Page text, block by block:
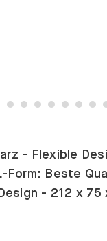
2 3 4 5 6 7 8
- Flexible
Form: Beste
- 212 x 75